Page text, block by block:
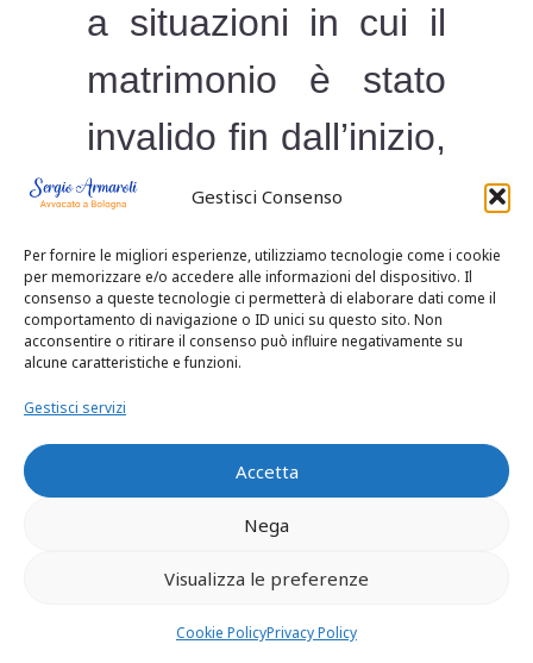
Gestisci Consenso
Per fornire le migliori esperienze, utilizziamo tecnologie come i cookie
per memorizzare e/o accedere alle informazioni del dispositivo. Il
consenso a queste tecnologie ci permetterà di elaborare dati come il
comportamento di navigazione o ID unici su questo sito. Non
acconsentire o ritirare il consenso può influire negativamente su
alcune caratteristiche e funzioni.
Gestisci servizi
Accetta
Nega
Visualizza le preferenze
Cookie PolicyPrivacy Policy
a situazioni in cui il
matrimonio è stato
invalido fin dall’inizio,
come nel caso di
bigamia o
costrizione.
L’annullamento
dichiara che il
matrimonio non è
mai esistito
legalmente.
Conclusioni